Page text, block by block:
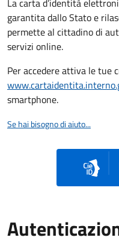
garantita dallo Stato e
permette al cittadino di
servizi online.
Per accedere attiva le tue
smartphone.
Se hai bisogno di aiuto...